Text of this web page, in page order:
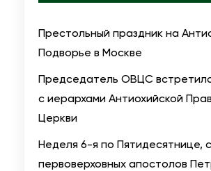
Престольный праздник на
Подворье в Москве
Председатель ОВЦС
с иерархами Антиохийской
Церкви
Неделя 6-я по Пятидесятнице,
первоверховных апостолов